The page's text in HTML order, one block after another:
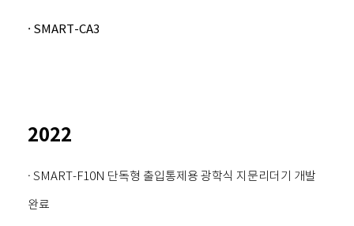
· SMART-CA3
2022
· SMART-F10N 단독형 출입통제용 광학식 지문리더기 개발
완료